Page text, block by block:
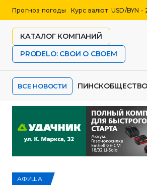
Прогноз погоды Курс валют: USD/BYN -
КАТАЛОГ КОМПАНИЙ
PRODELO: СВОИ О СВОЕМ
ВСЕ НОВОСТИ ПИНСКОБЩЕСТВО
АФИША